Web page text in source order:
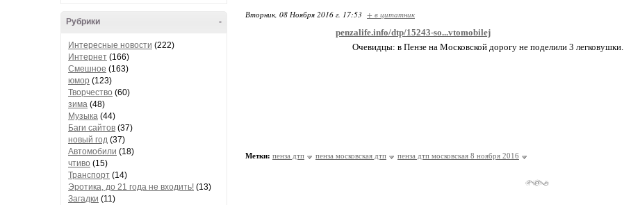
-
Рубрики
Интересные новости (222)
Интернет (166)
Смешное (163)
юмор (123)
Творчество (60)
зима (48)
Музыка (44)
Баги сайтов (37)
новый год (37)
Автомобили (18)
чтиво (15)
Транспорт (14)
Эротика, до 21 года не входить! (13)
Загадки (11)
Вторник, 08 Ноября 2016 г. 17:53 + в цитатник
penzalife.info/dtp/15243-so...vtomobilej
Очевидцы: в Пензе на Московской дорогу не поделили 3 легковушки.
Метки: пенза дтп пенза московская дтп пенза дтп московская 8 ноября 2016